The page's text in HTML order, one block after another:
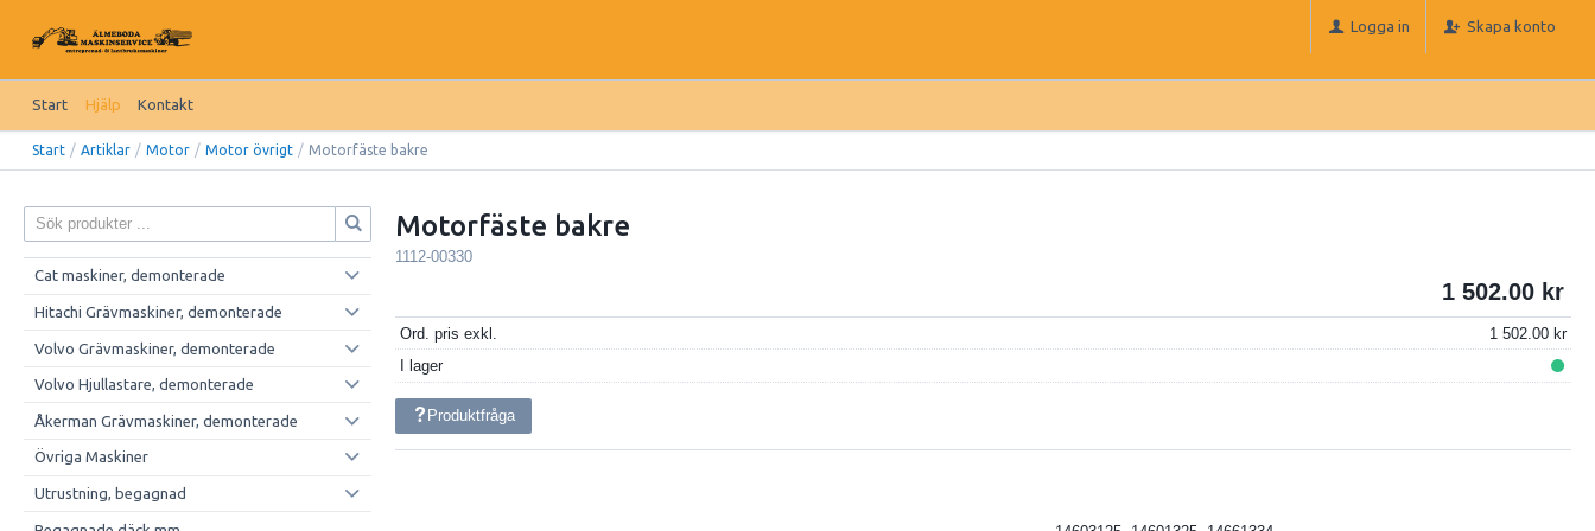
Logga in Skapa konto
Start Hjälp Kontakt
Start / Artiklar / Motor / Motor övrigt / Motorfäste bakre
Cat maskiner, demonterade
Hitachi Grävmaskiner, demonterade
Volvo Grävmaskiner, demonterade
Volvo Hjullastare, demonterade
Åkerman Grävmaskiner, demonterade
Övriga Maskiner
Utrustning, begagnad
Motorfäste bakre
1112-00330
1 502.00
Ord. pris exkl.
1 502.00
I lager
Produktfråga